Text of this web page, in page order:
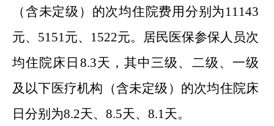
（含未定级）的次均住院费用分别为 11143
元、 5151元、 1522元。居民医保参保人员次
均住院床日 8.3天，其中三级、二级、一级
及以下医疗机构（含未定级）的次均住院床
日分别为8.2天、 8.5天、 8.1天。